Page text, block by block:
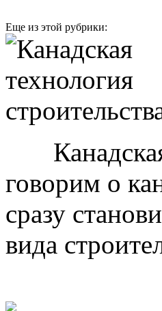
Еще из этой рубрики:
Канадская
говорим о
сразу
вида